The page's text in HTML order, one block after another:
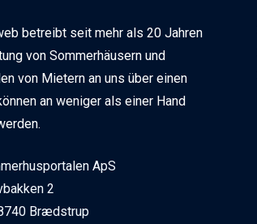
betreibt seit mehr als 20 Jahren
von Sommerhäusern und
von Mietern an uns über einen
an weniger als einer Hand
ApS
2
Brædstrup